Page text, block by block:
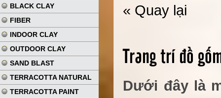
BLACK CLAY
FIBER
INDOOR CLAY
OUTDOOR CLAY
SAND BLAST
TERRACOTTA NATURAL
TERRACOTTA PAINT
« Quay lại
Trang trí đồ
Dưới đây là